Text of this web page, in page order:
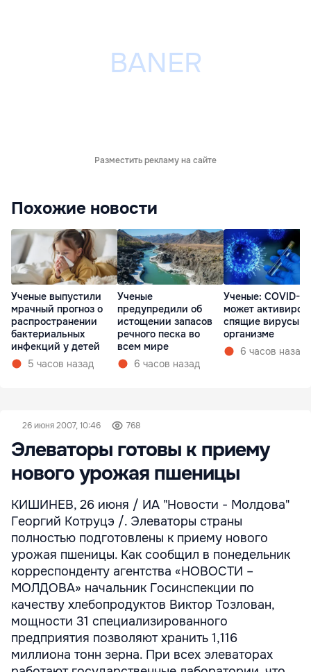
Разместить рекламу на сайте
Похожие новости
Ученые выпустили
мрачный прогноз о
распространении
бактериальных
инфекций у детей
5 часов назад
Ученые
предупредили об
истощении запасов
речного песка во
всем мире
6 часов назад
Ученые: COVID-19
может
спящие вирусы в
организме
6 часов назад
26 июня 2007, 10:46 768
Элеваторы готовы к приему
нового урожая пшеницы
КИШИНЕВ, 26 июня / ИА "Новости - Молдова"
Георгий Котруцэ /. Элеваторы страны
полностью подготовлены к приему нового
урожая пшеницы. Как сообщил в понедельник
корреспонденту агентства «НОВОСТИ –
МОЛДОВА» начальник Госинспекции по
качеству хлебопродуктов Виктор Тозлован,
мощности 31 специализированного
предприятия позволяют хранить 1,116
миллиона тонн зерна. При всех элеваторах